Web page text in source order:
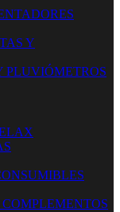
Y
PLUVIÓMETROS